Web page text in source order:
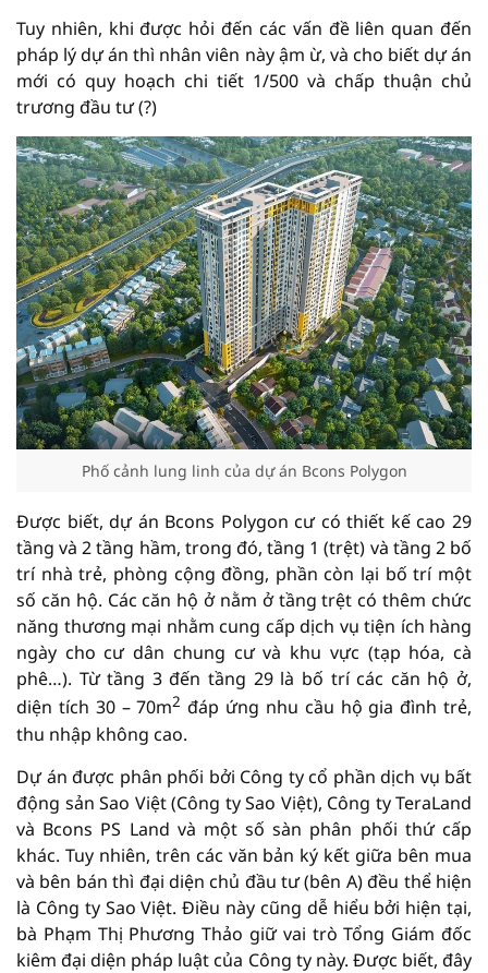
Tuy nhiên, khi được hỏi đến các vấn đề liên quan đến
pháp lý dự án thì nhân viên này ậm ừ, và cho biết dự án
mới có quy hoạch chi tiết 1/500 và chấp thuận chủ
trương đầu tư (?)
Phố cảnh lung linh của dự án Bcons Polygon
Được biết, dự án Bcons Polygon cư có thiết kế cao 29
tầng và 2 tầng hầm, trong đó, tầng 1 (trệt) và tầng 2 bố
trí nhà trẻ, phòng cộng đồng, phần còn lại bố trí một
số căn hộ. Các căn hộ ở nằm ở tầng trệt có thêm chức
năng thương mại nhằm cung cấp dịch vụ tiện ích hàng
ngày cho cư dân chung cư và khu vực (tạp hóa, cà
phê…). Từ tầng 3 đến tầng 29 là bố trí các căn hộ ở,
diện tích 30 – 70m2 đáp ứng nhu cầu hộ gia đình trẻ,
thu nhập không cao.
Dự án được phân phối bởi Công ty cổ phần dịch vụ bất
động sản Sao Việt (Công ty Sao Việt), Công ty TeraLand
và Bcons PS Land và một số sàn phân phối thứ cấp
khác. Tuy nhiên, trên các văn bản ký kết giữa bên mua
và bên bán thì đại diện chủ đầu tư (bên A) đều thể hiện
là Công ty Sao Việt. Điều này cũng dễ hiểu bởi hiện tại,
bà Phạm Thị Phương Thảo giữ vai trò Tổng Giám đốc
kiêm đại diện pháp luật của Công ty này. Được biết, đây